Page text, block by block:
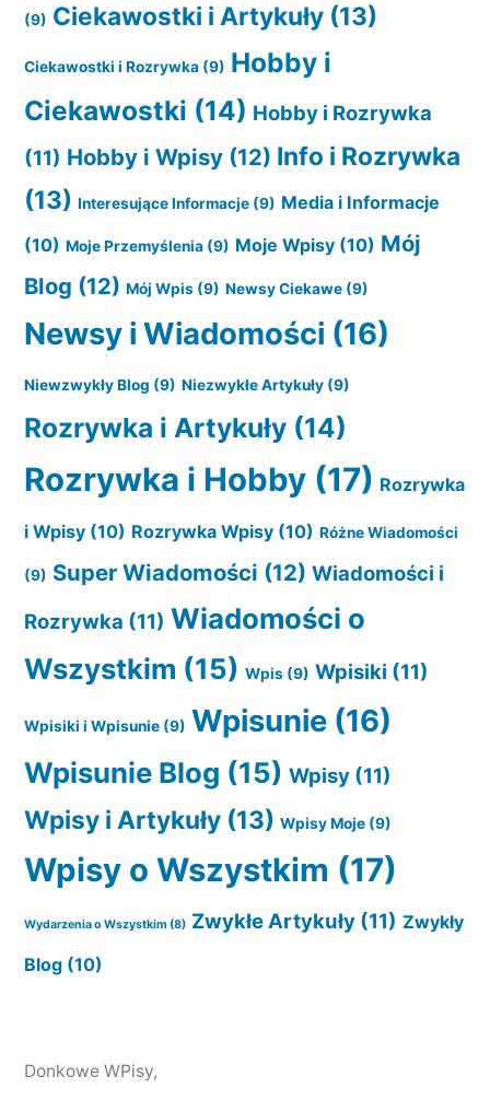
(9) Ciekawostki i Artykuły (13)
Ciekawostki i Rozrywka (9) Hobby i
Ciekawostki (14) Hobby i Rozrywka
(11) Hobby i Wpisy (12) Info i Rozrywka
(13) Interesujące Informacje (9) Media i Informacje
(10) Moje Przemyślenia (9) Moje Wpisy (10) Mój
Blog (12) Mój Wpis (9) Newsy Ciekawe (9)
Newsy i Wiadomości (16)
Niewzwykły Blog (9) Niezwykłe Artykuły (9)
Rozrywka i Artykuły (14)
Rozrywka i Hobby (17) Rozrywka
i Wpisy (10) Rozrywka Wpisy (10) Różne Wiadomości
(9) Super Wiadomości (12) Wiadomości i
Rozrywka (11) Wiadomości o
Wszystkim (15) Wpis (9) Wpisiki (11)
Wpisiki i Wpisunie (9) Wpisunie (16)
Wpisunie Blog (15) Wpisy (11)
Wpisy i Artykuły (13) Wpisy Moje (9)
Wpisy o Wszystkim (17)
Wydarzenia o Wszystkim (8) Zwykłe Artykuły (11) Zwykły
Blog (10)
Donkowe WPisy,